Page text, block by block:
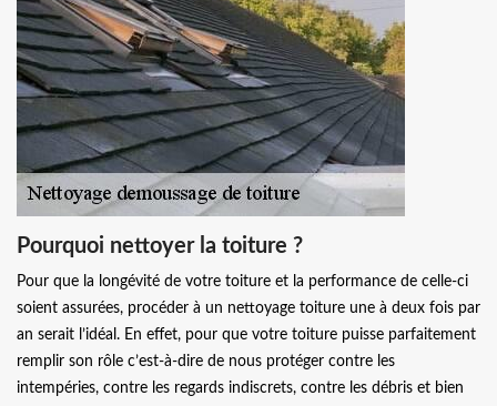
Pourquoi nettoyer la toiture ?
Pour que la longévité de votre toiture et la performance de celle-ci
soient assurées, procéder à un nettoyage toiture une à deux fois par
an serait l’idéal. En effet, pour que votre toiture puisse parfaitement
remplir son rôle c’est-à-dire de nous protéger contre les
intempéries, contre les regards indiscrets, contre les débris et bien